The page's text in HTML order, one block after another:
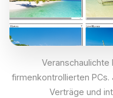
Veranschaulichte
firmenkontrollierten PCs.
Verträge und